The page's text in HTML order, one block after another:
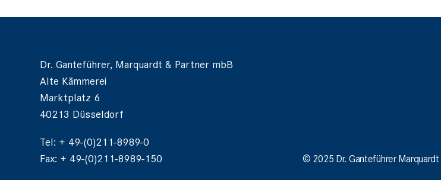
Dr. Ganteführer, Marquardt & Partner mbB
Alte Kämmerei
Marktplatz 6
40213 Düsseldorf
Tel: + 49-(0)211-8989-0
Fax: + 49-(0)211-8989-150
© 2025 Dr. Ganteführer